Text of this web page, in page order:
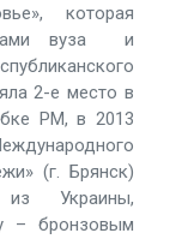
которая
вуза и
2-е место в
РМ, в 2013
(г. Брянск)
Украины,
– бронзовым